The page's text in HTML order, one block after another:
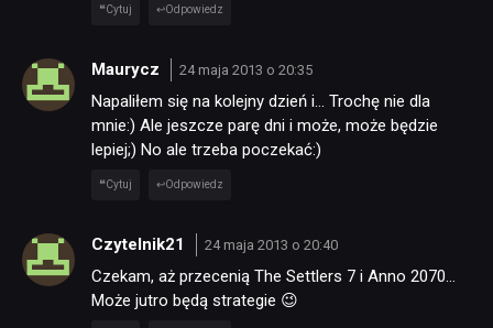
Cytuj Odpowiedz
Maurycz 24 maja 2013 o 20:35
Napaliłem się na kolejny dzień i… Trochę nie dla
mnie:) Ale jeszcze parę dni i może, może będzie
lepiej;) No ale trzeba poczekać:)
Cytuj Odpowiedz
Czytelnik21 24 maja 2013 o 20:40
Czekam, aż przecenią The Settlers 7 i Anno 2070…
Może jutro będą strategie 😉